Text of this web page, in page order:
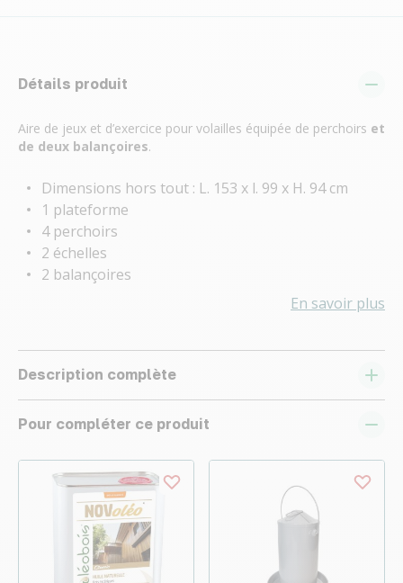
Détails produit
Aire de jeux et d’exercice pour volailles équipée de perchoirs et
de deux balançoires.
Dimensions hors tout : L. 153 x l. 99 x H. 94 cm
1 plateforme
4 perchoirs
2 échelles
2 balançoires
En savoir plus
Description complète
Pour compléter ce produit